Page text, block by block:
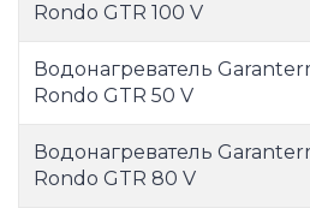
Rondo GTR 100 V
Водонагреватель
Rondo GTR 50 V
Водонагреватель
Rondo GTR 80 V